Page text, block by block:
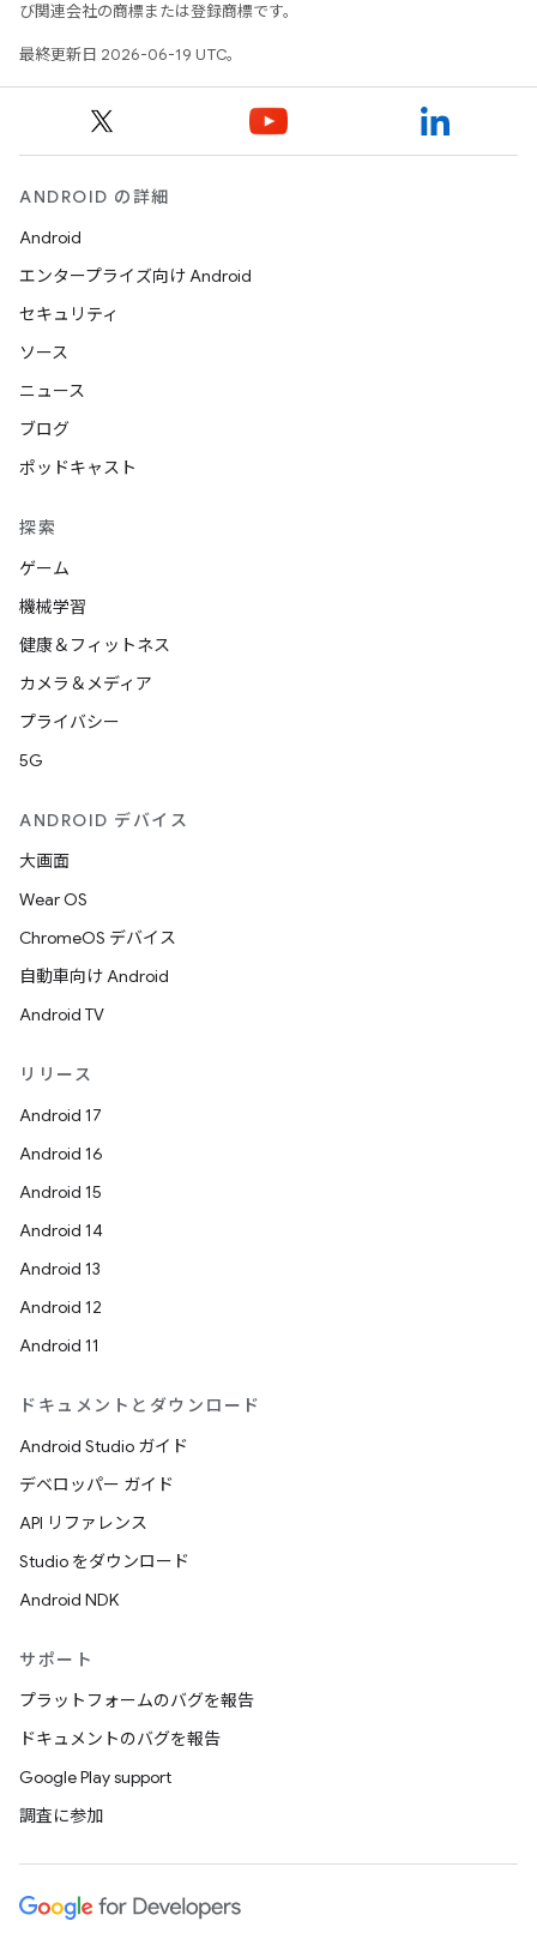
び関連会社の商標または登録商標です。
最終更新日 2026-06-19 UTC。
ANDROID の詳細
Android
エンタープライズ向け Android
セキュリティ
ソース
ニュース
ブログ
ポッドキャスト
探索
ゲーム
機械学習
健康＆フィットネス
カメラ＆メディア
プライバシー
5G
ANDROID デバイス
大画面
Wear OS
ChromeOS デバイス
自動車向け Android
Android TV
リリース
Android 17
Android 16
Android 15
Android 14
Android 13
Android 12
Android 11
ドキュメントとダウンロード
Android Studio ガイド
デベロッパー ガイド
API リファレンス
Studio をダウンロード
Android NDK
サポート
プラットフォームのバグを報告
ドキュメントのバグを報告
Google Play support
調査に参加